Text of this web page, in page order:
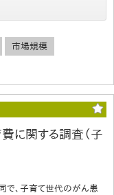
市場規模
に関する調査（子
で、子育て世代のがん患